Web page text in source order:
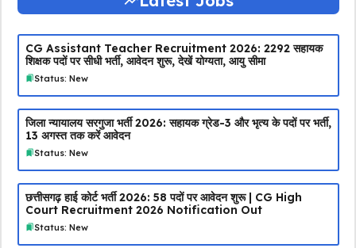
CG Assistant Teacher Recruitment 2026: 2292 सहायक
शिक्षक पदों पर सीधी भर्ती, आवेदन शुरू, देखें योग्यता, आयु सीमा
Status: New
जिला न्यायालय सरगुजा भर्ती 2026: सहायक ग्रेड-3 और भृत्य के पदों पर भर्ती,
13 अगस्त तक करें आवेदन
Status: New
छत्तीसगढ़ हाई कोर्ट भर्ती 2026: 58 पदों पर आवेदन शुरू | CG High
Court Recruitment 2026 Notification Out
Status: New